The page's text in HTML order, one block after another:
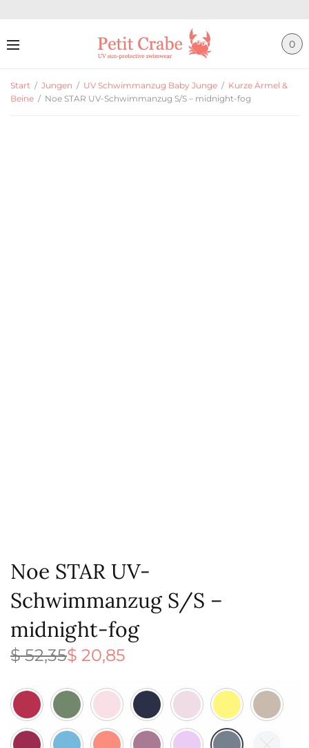
0
Start / Jungen / UV Schwimmanzug Baby Junge / Kurze Ärmel &
Beine / Noe STAR UV-Schwimmanzug S/S – midnight-fog
Noe STAR UV-
Schwimmanzug S/S –
midnight-fog
$52,35
Ursprünglicher
Preis war:
$ 20,85
Aktueller
Preis ist: